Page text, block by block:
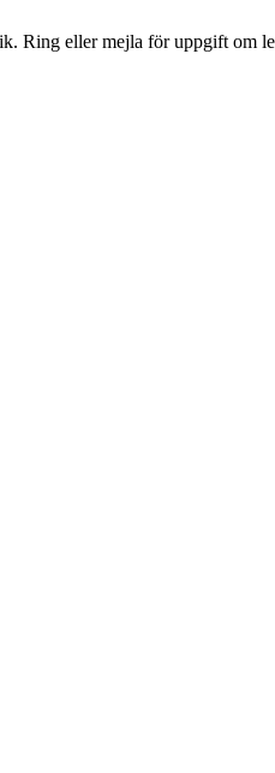
Ring eller mejla för uppgift om